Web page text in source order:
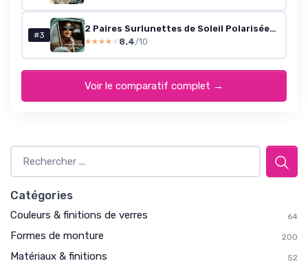
#3
2 Paires Surlunettes de Soleil Polarisées Femme Homme UV400 Sur Lunettes de Soleil Oversize Carrées Unisexe Tendance pour la Conduite Voyage Noir et Violet Comme sur la photo
★★★★★
★★★★★ 8.4/10
Voir le comparatif complet →
Catégories
Couleurs & finitions de verres 64
Formes de monture 200
Matériaux & finitions 52